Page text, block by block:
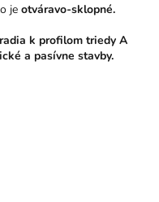
je otváravo-sklopné.
k profilom triedy A
a pasívne stavby.